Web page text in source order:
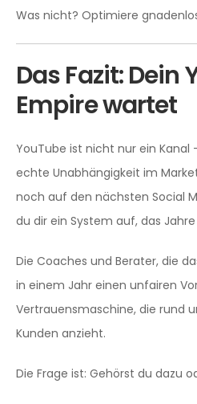
Was nicht? Optimiere
Das Fazit: Dein
Empire wartet
YouTube ist nicht nur ein Kanal
echte Unabhängigkeit im
noch auf den nächsten Social
du dir ein System auf, das
Die Coaches und Berater, die
in einem Jahr einen unfairen
Vertrauensmaschine, die rund
Kunden anzieht.
Die Frage ist: Gehörst du dazu